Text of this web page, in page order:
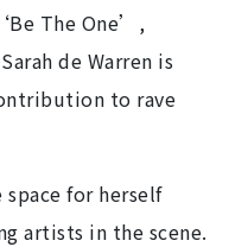
The One’,
de Warren is
to rave
space for herself
artists in the scene.